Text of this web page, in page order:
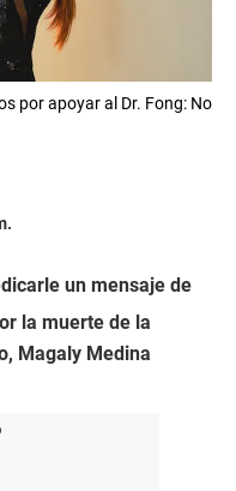
por apoyar al Dr. Fong: No
un mensaje de
la muerte de la
Magaly Medina